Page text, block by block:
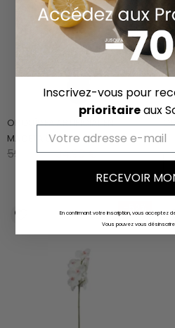
ORQUÍDEA ARTIFICIAL EN
MACETA DE BARRO H63
59.90 € 34.90 €
Inscrivez-vous pour
prioritaireaux
Email
RECEVOIR
En confirmant votre inscription, vous acceptez
Vous pouvez vous